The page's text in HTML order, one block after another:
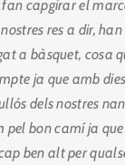
fan capgirar el
res a dir,
a bàsquet, cosa
ja que amb
dels nostres
pel bon camí ja
ben alt per